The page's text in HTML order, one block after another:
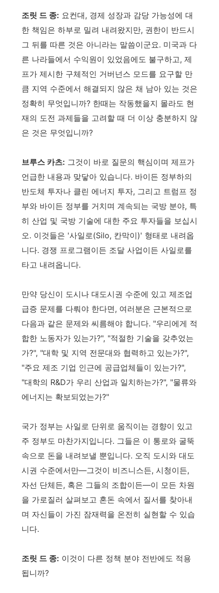
조릿 드 종: 요컨대, 경제 성장과 감당 가능성에 대
한 책임은 하부로 밀려 내려왔지만, 권한이 반드시
그 뒤를 따른 것은 아니라는 말씀이군요. 미국과 다
른 나라들에서 수익원이 있었음에도 불구하고, 제
프가 제시한 구체적인 거버넌스 모드를 요구할 만
큼 지역 수준에서 해결되지 않은 채 남아 있는 것은
정확히 무엇입니까? 한때는 작동했을지 몰라도 현
재의 도전 과제들을 고려할 때 더 이상 충분하지 않
은 것은 무엇입니까?
브루스 카츠: 그것이 바로 질문의 핵심이며 제프가
언급한 내용과 맞닿아 있습니다. 바이든 정부하의
반도체 투자나 클린 에너지 투자, 그리고 트럼프 정
부와 바이든 정부를 거치며 계속되는 국방 분야, 특
히 산업 및 국방 기술에 대한 주요 투자들을 보십시
오. 이것들은 '사일로(Silo, 칸막이)' 형태로 내려옵
니다. 경쟁 프로그램이든 조달 사업이든 사일로를
타고 내려옵니다.
만약 당신이 도시나 대도시권 수준에 있고 제조업
급증 문제를 다뤄야 한다면, 여러분은 근본적으로
다음과 같은 문제와 씨름해야 합니다. "우리에게 적
합한 노동자가 있는가?", "적절한 기술을 갖추었는
가?", "대학 및 지역 전문대와 협력하고 있는가?",
"주요 제조 기업 인근에 공급업체들이 있는가?",
"대학의 R&D가 우리 산업과 일치하는가?", "물류와
에너지는 확보되었는가?"
국가 정부는 사일로 단위로 움직이는 경향이 있고
주 정부도 마찬가지입니다. 그들은 이 통로와 굴뚝
속으로 돈을 내려보낼 뿐입니다. 오직 도시와 대도
시권 수준에서만—그것이 비즈니스든, 시청이든,
자선 단체든, 혹은 그들의 조합이든—이 모든 차원
을 가로질러 살펴보고 혼돈 속에서 질서를 찾아내
며 자신들이 가진 잠재력을 온전히 실현할 수 있습
니다.
조릿 드 종: 이것이 다른 정책 분야 전반에도 적용
됩니까?